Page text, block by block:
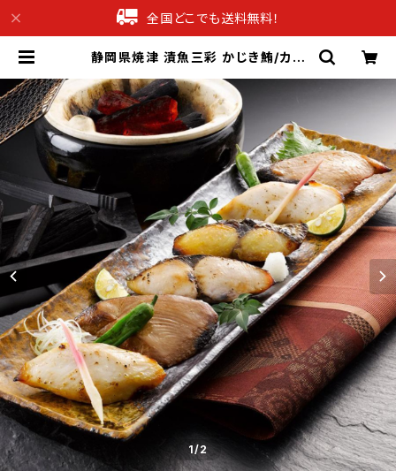
全国どこでも送料無料！
静岡県焼津 漬魚三彩 かじき鮪/カマ
無料】【ギフト プレゼント 贈り物 贈答
品 誕生日 お祝い 内祝い 結婚祝い 出
産祝い 快気祝い 景品】【父の日 お中
元】 | 産直グルメギフト専門店ギフチ
ョク
1/2